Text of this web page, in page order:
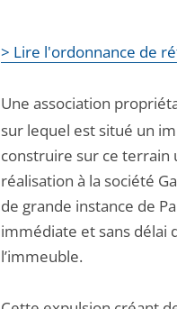
> Lire l'ordonnance de
Une association
sur lequel est situé un
construire sur ce terrain
réalisation à la société
de grande instance de
immédiate et sans délai
l’immeuble.